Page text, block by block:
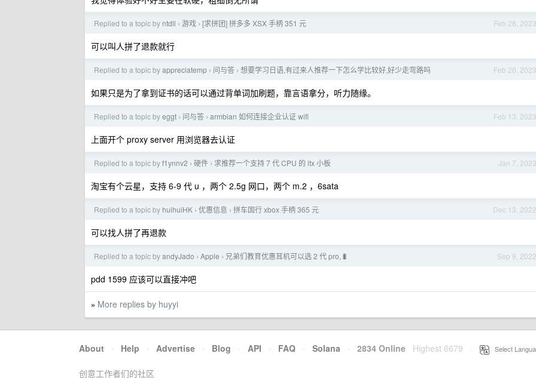
Feb 28, 2023
Replied to a topic by ntdll › 游戏 › [求拼团] 拼多多 XSX 手柄 351 元
可以叫人拼了退款就行
Feb 20, 2023
Replied to a topic byappreciatemp › 问与答 › 想要学习日语,有过来人推荐一下怎么学比较好,好少走弯路吗
如果只是为了拿到证书的话可以通过背单词加刷题，靠言语拿分，听力随缘。
Feb 13, 2023
Replied to a topic byeggt › 问与答 › armbian 如何连接企业认证 wifi
上面开个 proxy server 用浏览器去认证
Jan 7, 2023
Replied to a topic byf1ynnv2 › 硬件 › 求推荐一个支持 7 代 CPU 的 itx 小板
淘宝有个云星，支持 6-9 代 u ，两个 2.5g 网口，两个 m.2 ，6sata
Dec 13, 2022
Replied to a topic by huihuiHK › 优惠信息 › 拼车国行 xbox 手柄 365 元
可以找人拼了再退款
Sep 9, 2022
Replied to a topic byandyJado › Apple › 兄弟们教育优惠耳机可以选 2 代 pro,🐛
pdd 1599 应该可以直接冲吧
» More replies by huyyi
About · Help · Advertise · Blog · API · FAQ · Solana · 2834 Online Highest 6679 Select
创意工作者们的社区